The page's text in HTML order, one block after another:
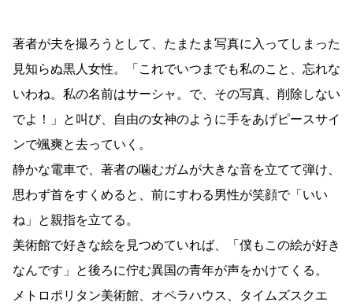
著者が夫を撮ろうとして、たまたま写真に入ってしまった
見知らぬ黒人女性。「これでいつまでも私のこと、忘れな
いわね。私の名前はサーシャ。で、その写真、削除しない
でよ！」と叫び、自由の女神のように手をあげピースサイ
ンで颯爽と去っていく。
静かな電車で、著者の噛むガムが大きな音を立てて弾け、
思わず首をすくめると、前にすわる男性が笑顔で「いい
ね」と親指を立てる。
美術館で好きな絵を見つめていれば、「僕もこの絵が好き
なんです」と後ろに佇む異国の青年が声をかけてくる。
メトロポリタン美術館、オペラハウス、タイムズスクエ